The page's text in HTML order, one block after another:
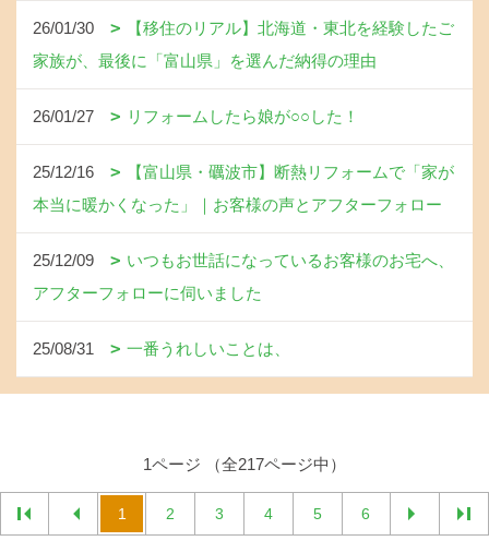
26/01/30
【移住のリアル】北海道・東北を経験したご
家族が、最後に「富山県」を選んだ納得の理由
26/01/27 リフォームしたら娘が○○した！
25/12/16
【富山県・礪波市】断熱リフォームで「家が
本当に暖かくなった」｜お客様の声とアフターフォロー
25/12/09
いつもお世話になっているお客様のお宅へ、
アフターフォローに伺いました
25/08/31 一番うれしいことは、
1ページ （全217ページ中）
1 2 3 4 5 6